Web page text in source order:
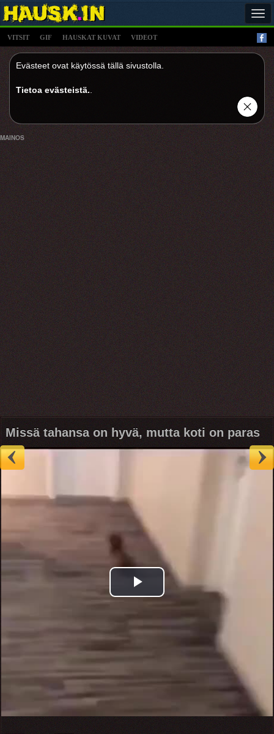
VITSIT GIF HAUSKAT KUVAT VIDEOT
Evästeet ovat käytössä tällä sivustolla.
Tietoa evästeistä.
MAINOS
Missä tahansa on hyvä, mutta koti on paras
Play
Video